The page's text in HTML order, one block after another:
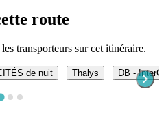
route
transporteurs sur cet itinéraire.
de nuit Thalys DB -